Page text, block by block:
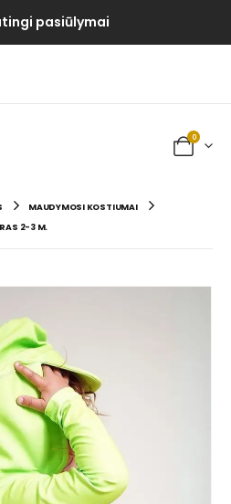
pasiūlymai
0
MAUDYMOSI KOSTIUMAI
2-3 M.